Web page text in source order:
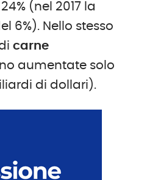
(nel 2017 la
6%). Nello stesso
carne
aumentate solo
di dollari).